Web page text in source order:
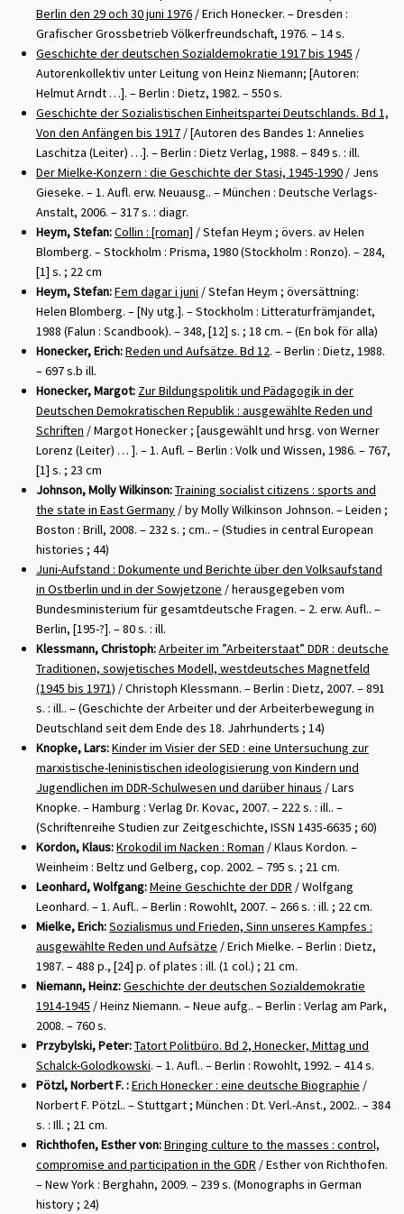
Berlin den 29 och 30 juni 1976 / Erich Honecker. – Dresden :
Grafischer Grossbetrieb Völkerfreundschaft, 1976. – 14 s.
Geschichte der deutschen Sozialdemokratie 1917 bis 1945 /
Autorenkollektiv unter Leitung von Heinz Niemann; [Autoren:
Helmut Arndt …]. – Berlin : Dietz, 1982. – 550 s.
Geschichte der Sozialistischen Einheitspartei Deutschlands. Bd 1,
Von den Anfängen bis 1917 / [Autoren des Bandes 1: Annelies
Laschitza (Leiter) …]. – Berlin : Dietz Verlag, 1988. – 849 s. : ill.
Der Mielke-Konzern : die Geschichte der Stasi, 1945-1990 / Jens
Gieseke. – 1. Aufl. erw. Neuausg.. – München : Deutsche Verlags-
Anstalt, 2006. – 317 s. : diagr.
Heym, Stefan:Collin : [roman] / Stefan Heym ; övers. av Helen
Blomberg. – Stockholm : Prisma, 1980 (Stockholm : Ronzo). – 284,
[1] s. ; 22 cm
Heym, Stefan:Fem dagar i juni / Stefan Heym ; översättning:
Helen Blomberg. – [Ny utg.]. – Stockholm : Litteraturfrämjandet,
1988 (Falun : Scandbook). – 348, [12] s. ; 18 cm. – (En bok för alla)
Honecker, Erich:Reden und Aufsätze. Bd 12. – Berlin : Dietz, 1988.
– 697 s.b ill.
Honecker, Margot: Zur Bildungspolitik und Pädagogik in der
Deutschen Demokratischen Republik : ausgewählte Reden und
Schriften / Margot Honecker ; [ausgewählt und hrsg. von Werner
Lorenz (Leiter) … ]. – 1. Aufl. – Berlin : Volk und Wissen, 1986. – 767,
[1] s. ; 23 cm
Johnson, Molly Wilkinson:Training socialist citizens : sports and
the state in East Germany / by Molly Wilkinson Johnson. – Leiden ;
Boston : Brill, 2008. – 232 s. ; cm.. – (Studies in central European
histories ; 44)
Juni-Aufstand : Dokumente und Berichte über den Volksaufstand
in Ostberlin und in der Sowjetzone / herausgegeben vom
Bundesministerium für gesamtdeutsche Fragen. – 2. erw. Aufl.. –
Berlin, [195-?]. – 80 s. : ill.
Klessmann, Christoph:Arbeiter im ”Arbeiterstaat” DDR : deutsche
Traditionen, sowjetisches Modell, westdeutsches Magnetfeld
(1945 bis 1971) / Christoph Klessmann. – Berlin : Dietz, 2007. – 891
s. : ill.. – (Geschichte der Arbeiter und der Arbeiterbewegung in
Deutschland seit dem Ende des 18. Jahrhunderts ; 14)
Knopke, Lars:Kinder im Visier der SED : eine Untersuchung zur
marxistische-leninistischen ideologisierung von Kindern und
Jugendlichen im DDR-Schulwesen und darüber hinaus / Lars
Knopke. – Hamburg : Verlag Dr. Kovac, 2007. – 222 s. : ill.. –
(Schriftenreihe Studien zur Zeitgeschichte, ISSN 1435-6635 ; 60)
Kordon, Klaus:Krokodil im Nacken : Roman / Klaus Kordon. –
Weinheim : Beltz und Gelberg, cop. 2002. – 795 s. ; 21 cm.
Leonhard, Wolfgang:Meine Geschichte der DDR / Wolfgang
Leonhard. – 1. Aufl.. – Berlin : Rowohlt, 2007. – 266 s. : ill. ; 22 cm.
Mielke, Erich:Sozialismus und Frieden, Sinn unseres Kampfes :
ausgewählte Reden und Aufsätze / Erich Mielke. – Berlin : Dietz,
1987. – 488 p., [24] p. of plates : ill. (1 col.) ; 21 cm.
Niemann, Heinz:Geschichte der deutschen Sozialdemokratie
1914-1945 / Heinz Niemann. – Neue aufg.. – Berlin : Verlag am Park,
2008. – 760 s.
Przybylski, Peter:Tatort Politbüro. Bd 2, Honecker, Mittag und
Schalck-Golodkowski. – 1. Aufl.. – Berlin : Rowohlt, 1992. – 414 s.
Pötzl, Norbert F. :Erich Honecker : eine deutsche Biographie /
Norbert F. Pötzl.. – Stuttgart ; München : Dt. Verl.-Anst., 2002.. – 384
s. : Ill. ; 21 cm.
Richthofen, Esther von:Bringing culture to the masses : control,
compromise and participation in the GDR / Esther von Richthofen.
– New York : Berghahn, 2009. – 239 s. (Monographs in German
history ; 24)